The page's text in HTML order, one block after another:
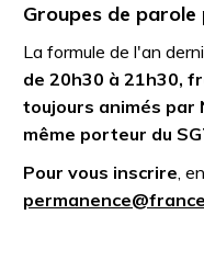
Groupes de
La formule de l'an
de 20h30 à 21h30,
toujours animés par
même porteur du
Pour vous inscrire,